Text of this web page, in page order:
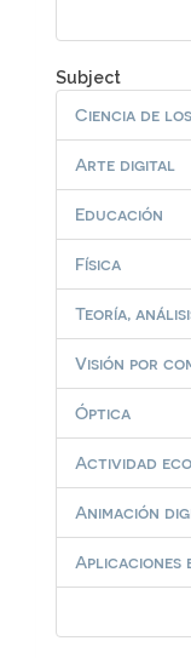
Subject
Ciencia de
Arte digital
Educación
Física
Teoría,
Visión por
Óptica
Actividad
Animación